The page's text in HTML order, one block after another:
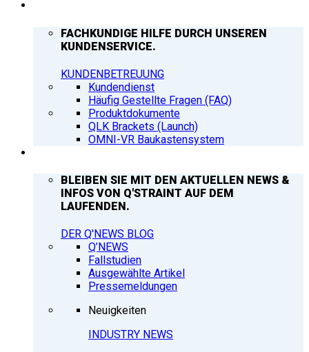
FACHKUNDIGE HILFE DURCH UNSEREN
KUNDENSERVICE.
KUNDENBETREUUNG
Kundendienst
Häufig Gestellte Fragen (FAQ)
Produktdokumente
QLK Brackets (Launch)
OMNI-VR Baukastensystem
BLEIBEN SIE MIT DEN AKTUELLEN NEWS &
INFOS VON Q'STRAINT AUF DEM
LAUFENDEN.
DER Q'NEWS BLOG
Q’NEWS
Fallstudien
Ausgewählte Artikel
Pressemeldungen
Neuigkeiten
INDUSTRY NEWS